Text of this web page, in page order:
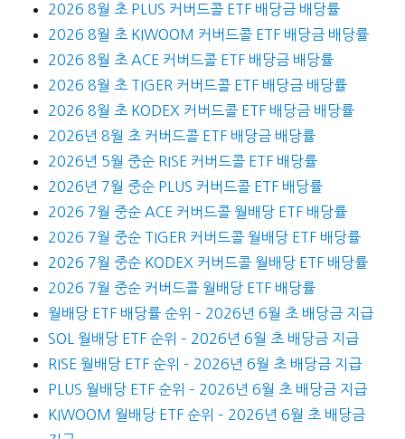
2026 8월 초 PLUS 커버드콜 ETF 배당금 배당률
2026 8월 초 KIWOOM 커버드콜 ETF 배당금 배당률
2026 8월 초 ACE 커버드콜 ETF 배당금 배당률
2026 8월 초 TIGER 커버드콜 ETF 배당금 배당률
2026 8월 초 KODEX 커버드콜 ETF 배당금 배당률
2026년 8월 초 커버드콜 ETF 배당금 배당률
2026년 5월 중순 RISE 커버드콜 ETF 배당률
2026년 7월 중순 PLUS 커버드콜 ETF 배당률
2026 7월 중순 ACE 커버드콜 월배당 ETF 배당률
2026 7월 중순 TIGER 커버드콜 월배당 ETF 배당률
2026 7월 중순 KODEX 커버드콜 월배당 ETF 배당률
2026 7월 중순 커버드콜 월배당 ETF 배당률
월배당 ETF 배당률 순위 – 2026년 6월 초 배당금 지급
SOL 월배당 ETF 순위 – 2026년 6월 초 배당금 지급
RISE 월배당 ETF 순위 – 2026년 6월 초 배당금 지급
PLUS 월배당 ETF 순위 – 2026년 6월 초 배당금 지급
KIWOOM 월배당 ETF 순위 – 2026년 6월 초 배당금